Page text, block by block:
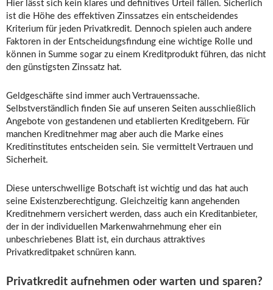
Hier lässt sich kein klares und definitives Urteil fällen. Sicherlich
ist die Höhe des effektiven Zinssatzes ein entscheidendes
Kriterium für jeden Privatkredit. Dennoch spielen auch andere
Faktoren in der Entscheidungsfindung eine wichtige Rolle und
können in Summe sogar zu einem Kreditprodukt führen, das nicht
den günstigsten Zinssatz hat.
Geldgeschäfte sind immer auch Vertrauenssache.
Selbstverständlich finden Sie auf unseren Seiten ausschließlich
Angebote von gestandenen und etablierten Kreditgebern. Für
manchen Kreditnehmer mag aber auch die Marke eines
Kreditinstitutes entscheiden sein. Sie vermittelt Vertrauen und
Sicherheit.
Diese unterschwellige Botschaft ist wichtig und das hat auch
seine Existenzberechtigung. Gleichzeitig kann angehenden
Kreditnehmern versichert werden, dass auch ein Kreditanbieter,
der in der individuellen Markenwahrnehmung eher ein
unbeschriebenes Blatt ist, ein durchaus attraktives
Privatkreditpaket schnüren kann.
Privatkredit aufnehmen oder warten und sparen?